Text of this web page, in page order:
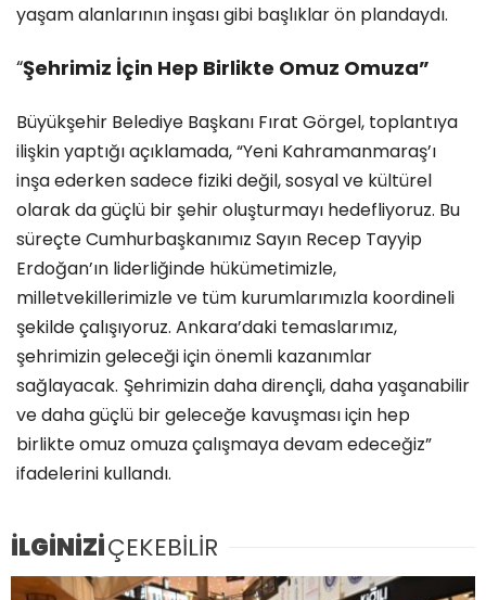
yaşam alanlarının inşası gibi başlıklar ön plandaydı.
“Şehrimiz İçin Hep Birlikte Omuz Omuza”
Büyükşehir Belediye Başkanı Fırat Görgel, toplantıya
ilişkin yaptığı açıklamada, “Yeni Kahramanmaraş’ı
inşa ederken sadece fiziki değil, sosyal ve kültürel
olarak da güçlü bir şehir oluşturmayı hedefliyoruz. Bu
süreçte Cumhurbaşkanımız Sayın Recep Tayyip
Erdoğan’ın liderliğinde hükümetimizle,
milletvekillerimizle ve tüm kurumlarımızla koordineli
şekilde çalışıyoruz. Ankara’daki temaslarımız,
şehrimizin geleceği için önemli kazanımlar
sağlayacak. Şehrimizin daha dirençli, daha yaşanabilir
ve daha güçlü bir geleceğe kavuşması için hep
birlikte omuz omuza çalışmaya devam edeceğiz”
ifadelerini kullandı.
İLGİNİZİÇEKEBİLİR